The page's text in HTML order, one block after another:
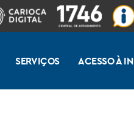
SERVIÇOS ACESSO À